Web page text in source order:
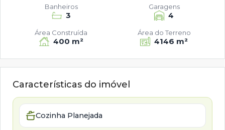
3
Banheiros
4
Garagens
400 m²
Área Construída
4146 m²
Área do Terreno
Características do imóvel
Cozinha Planejada